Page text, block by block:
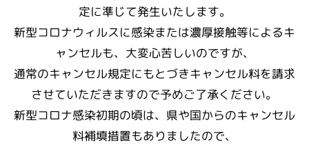
定に準じて発生いたします。
新型コロナウィルスに感染または濃厚接触等によるキ
ャンセルも、大変心苦しいのですが、
通常のキャンセル規定にもとづきキャンセル料を請求
させていただきますので予めご了承ください。
新型コロナ感染初期の頃は、県や国からのキャンセル
料補填措置もありましたので、